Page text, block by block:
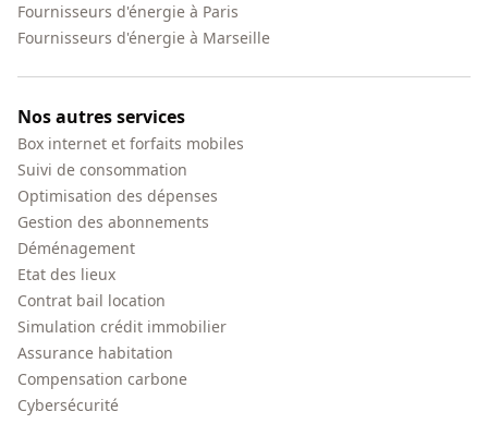
Fournisseurs d'énergie à Paris
Fournisseurs d'énergie à Marseille
Nos autres services
Box internet et forfaits mobiles
Suivi de consommation
Optimisation des dépenses
Gestion des abonnements
Déménagement
Etat des lieux
Contrat bail location
Simulation crédit immobilier
Assurance habitation
Compensation carbone
Cybersécurité